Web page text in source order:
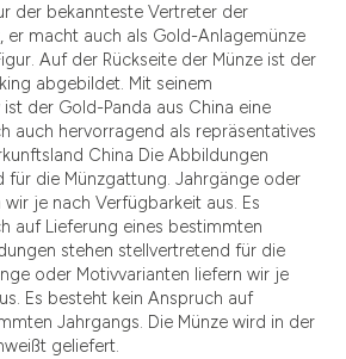
der bekannteste Vertreter der
er macht auch als Gold-Anlagemünze
Auf der Rückseite der Münze ist der
abgebildet. Mit seinem
der Gold-Panda aus China eine
auch hervorragend als repräsentatives
China Die Abbildungen
für die Münzgattung. Jahrgänge oder
je nach Verfügbarkeit aus. Es
auf Lieferung eines bestimmten
stehen stellvertretend für die
oder Motivvarianten liefern wir je
Es besteht kein Anspruch auf
Jahrgangs. Die Münze wird in der
geliefert.